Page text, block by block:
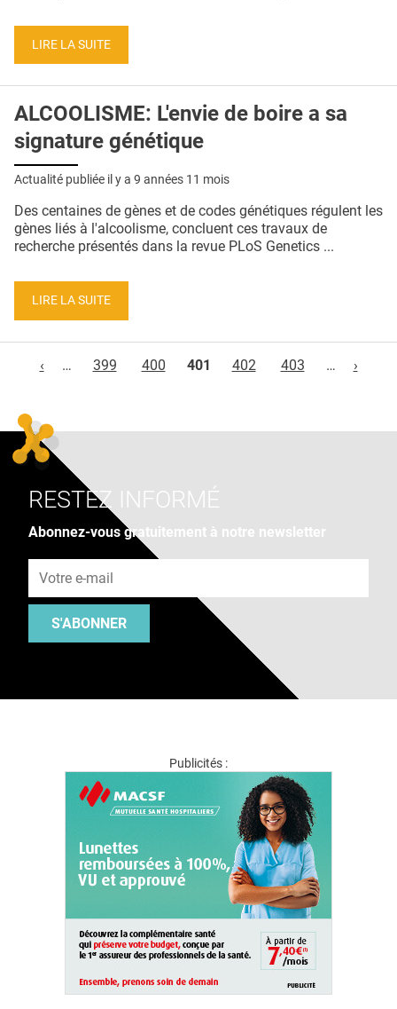
LIRE LA SUITE
ALCOOLISME: L'envie de boire a sa
signature génétique
Actualité publiée il y a 9 années 11 mois
Des centaines de gènes et de codes génétiques régulent les
gènes liés à l'alcoolisme, concluent ces travaux de
recherche présentés dans la revue PLoS Genetics ...
LIRE LA SUITE
‹
… 399 400 401 402 403 … ›
RESTEZ INFORMÉ
Abonnez-vous gratuitement à notre newsletter
S'ABONNER
Publicités :